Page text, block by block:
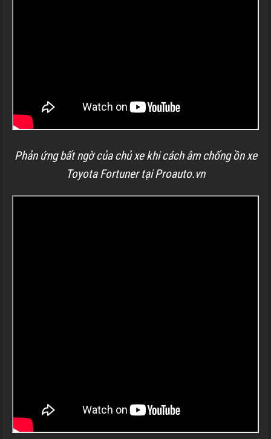
Phản ứng bất ngờ của chủ xe khi cách âm chống ồn xe
Toyota Fortuner tại Proauto.vn